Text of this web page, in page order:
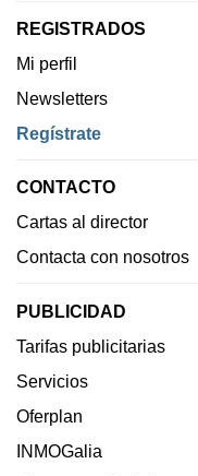
REGISTRADOS
Mi perfil
Newsletters
Regístrate
CONTACTO
Cartas al director
Contacta con nosotros
PUBLICIDAD
Tarifas publicitarias
Servicios
Oferplan
INMOGalia